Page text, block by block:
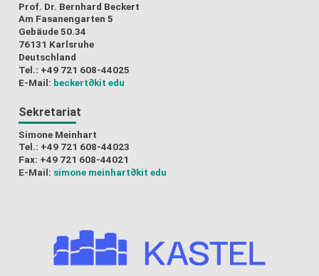
Prof. Dr. Bernhard Beckert
Am Fasanengarten 5
Gebäude 50.34
76131 Karlsruhe
Deutschland
Tel.: +49 721 608-44025
E-Mail: beckert∂kit edu
Sekretariat
Simone Meinhart
Tel.: +49 721 608-44023
Fax: +49 721 608-44021
E-Mail: simone meinhart∂kit edu